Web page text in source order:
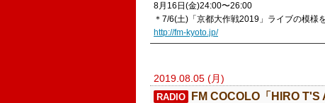
8月16日(金)24:00〜26:00
＊7/6(土)「京都大作戦2019」ライブの模様
http://fm-kyoto.jp/
2019.08.05 (月)
RADIO ​FM COCOLO「HIRO T'S